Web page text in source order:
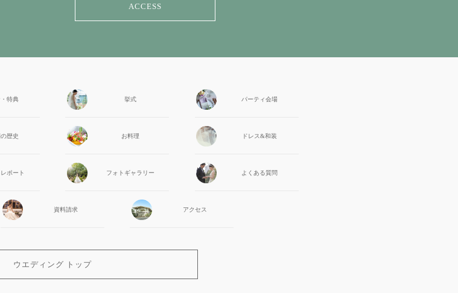
ACCESS
特典 挙式 パーティ会場
歴史 お料理 ドレス&和装
レポート フォト ギャラリー よくある質問
資料請求 アクセス
ウエディング トップ